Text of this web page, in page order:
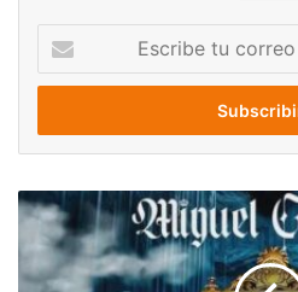
correo
Miguel
Cabrera
volverá
a